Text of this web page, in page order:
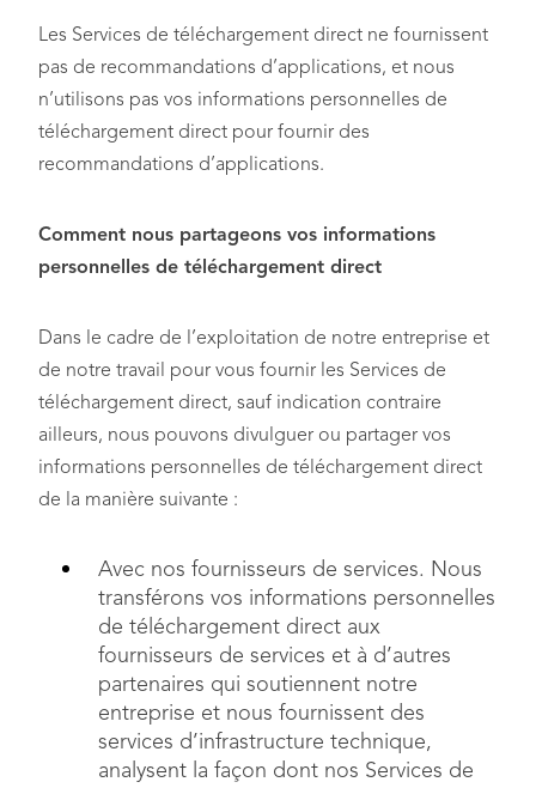
Les Services de téléchargement direct ne fournissent
pas de recommandations d’applications, et nous
n’utilisons pas vos informations personnelles de
téléchargement direct pour fournir des
recommandations d’applications.
Comment nous partageons vos informations
personnelles de téléchargement direct
Dans le cadre de l’exploitation de notre entreprise et
de notre travail pour vous fournir les Services de
téléchargement direct, sauf indication contraire
ailleurs, nous pouvons divulguer ou partager vos
informations personnelles de téléchargement direct
de la manière suivante :
Avec nos fournisseurs de services. Nous
transférons vos informations personnelles
de téléchargement direct aux
fournisseurs de services et à d’autres
partenaires qui soutiennent notre
entreprise et nous fournissent des
services d’infrastructure technique,
analysent la façon dont nos Services de